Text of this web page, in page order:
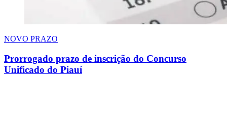
NOVO PRAZO
Prorrogado prazo de inscrição do Concurso
Unificado do Piauí